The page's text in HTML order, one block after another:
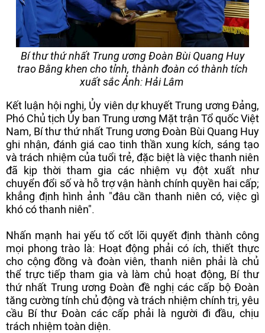
Bí thư thứ nhất Trung ương Đoàn Bùi Quang Huy
trao Bằng khen cho tỉnh, thành đoàn có thành tích
xuất sắc Ảnh: Hải Lâm
Kết luận hội nghị, Ủy viên dự khuyết Trung ương Đảng,
Phó Chủ tịch Ủy ban Trung ương Mặt trận Tổ quốc Việt
Nam, Bí thư thứ nhất Trung ương Đoàn Bùi Quang Huy
ghi nhận, đánh giá cao tinh thần xung kích, sáng tạo
và trách nhiệm của tuổi trẻ, đặc biệt là việc thanh niên
đã kịp thời tham gia các nhiệm vụ đột xuất như
chuyển đổi số và hỗ trợ vận hành chính quyền hai cấp;
khẳng định hình ảnh "đâu cần thanh niên có, việc gì
khó có thanh niên".
Nhấn mạnh hai yếu tố cốt lõi quyết định thành công
mọi phong trào là: Hoạt động phải có ích, thiết thực
cho cộng đồng và đoàn viên, thanh niên phải là chủ
thể trực tiếp tham gia và làm chủ hoạt động, Bí thư
thứ nhất Trung ương Đoàn đề nghị các cấp bộ Đoàn
tăng cường tính chủ động và trách nhiệm chính trị, yêu
cầu Bí thư Đoàn các cấp phải là người đi đầu, chịu
trách nhiệm toàn diện.